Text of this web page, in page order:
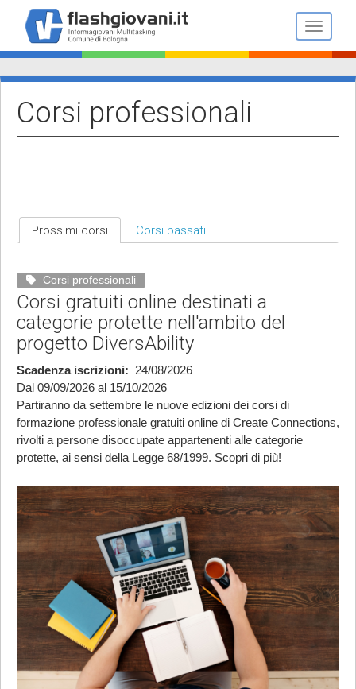
contenuto
principale
Toggle
Corsi professionali
Prossimi corsi Corsi passati
Corsi professionali
Corsi gratuiti online destinati a
categorie protette nell'ambito del
progetto DiversAbility
Scadenza iscrizioni
24/08/2026
Dal 09/09/2026 al 15/10/2026
Partiranno da settembre le nuove edizioni dei corsi di
formazione professionale gratuiti online di Create Connections,
rivolti a persone disoccupate appartenenti alle categorie
protette, ai sensi della Legge 68/1999. Scopri di più!